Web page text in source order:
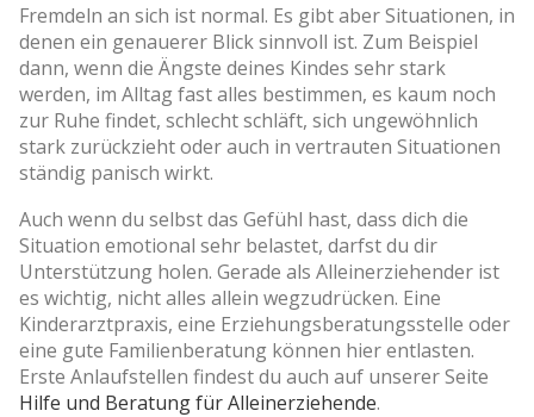
Fremdeln an sich ist normal. Es gibt aber Situationen, in
denen ein genauerer Blick sinnvoll ist. Zum Beispiel
dann, wenn die Ängste deines Kindes sehr stark
werden, im Alltag fast alles bestimmen, es kaum noch
zur Ruhe findet, schlecht schläft, sich ungewöhnlich
stark zurückzieht oder auch in vertrauten Situationen
ständig panisch wirkt.
Auch wenn du selbst das Gefühl hast, dass dich die
Situation emotional sehr belastet, darfst du dir
Unterstützung holen. Gerade als Alleinerziehender ist
es wichtig, nicht alles allein wegzudrücken. Eine
Kinderarztpraxis, eine Erziehungsberatungsstelle oder
eine gute Familienberatung können hier entlasten.
Erste Anlaufstellen findest du auch auf unserer Seite
Hilfe und Beratung für Alleinerziehende.